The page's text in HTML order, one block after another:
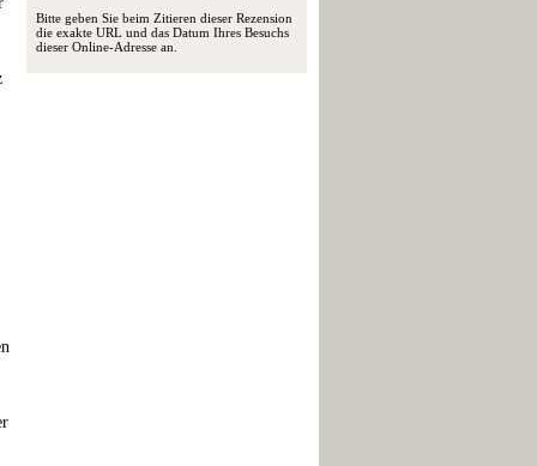
Bitte geben Sie beim Zitieren dieser Rezension
die exakte URL und das Datum Ihres Besuchs
dieser Online-Adresse an.